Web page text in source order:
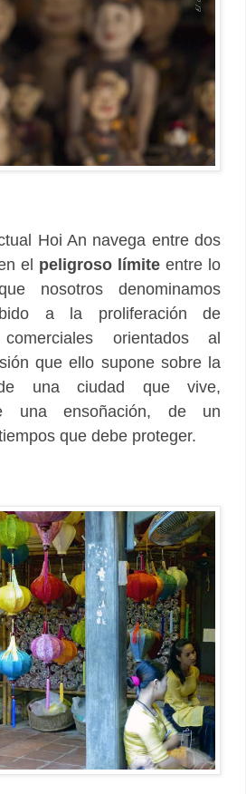
Hoi An navega entre dos
el peligroso límite entre lo
nosotros denominamos
a la proliferación de
comerciales orientados al
que ello supone sobre la
una ciudad que vive,
una ensoñación, de un
que debe proteger.